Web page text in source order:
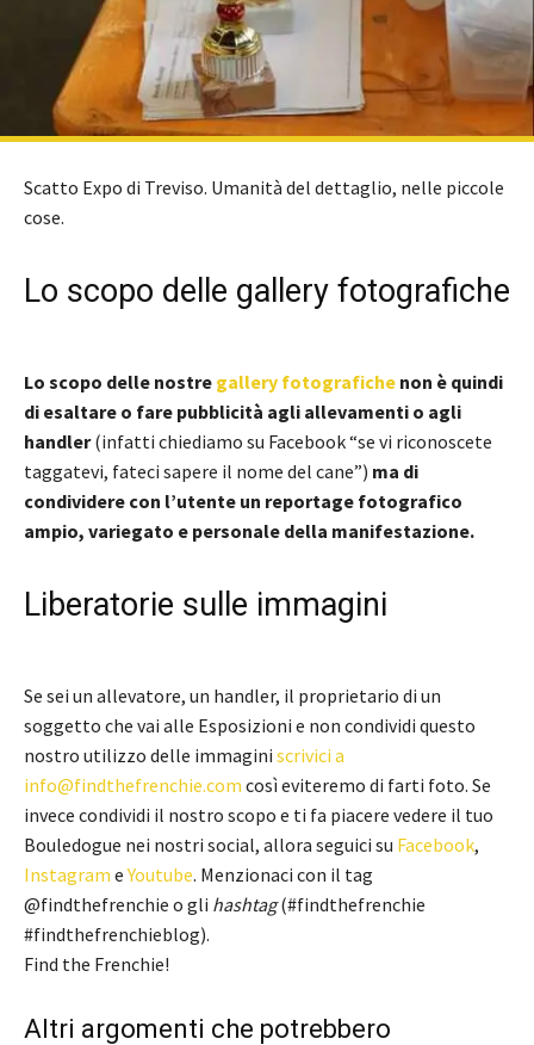
Scatto Expo di Treviso. Umanità del dettaglio, nelle piccole
cose.
Lo scopo delle gallery fotografiche
Lo scopo delle nostre gallery fotografiche non è quindi
di esaltare o fare pubblicità agli allevamenti o agli
handler(infatti chiediamo su Facebook “se vi riconoscete
taggatevi, fateci sapere il nome del cane”) ma di
condividere con l’utente un reportage fotografico
ampio, variegato e personale della manifestazione.
Liberatorie sulle immagini
Se sei un allevatore, un handler, il proprietario di un
soggetto che vai alle Esposizioni e non condividi questo
nostro utilizzo delle immagini scrivici a
info@findthefrenchie.com così eviteremo di farti foto. Se
invece condividi il nostro scopo e ti fa piacere vedere il tuo
Bouledogue nei nostri social, allora seguici su Facebook,
Instagram eYoutube. Menzionaci con il tag
@findthefrenchie o gli hashtag(#findthefrenchie
#findthefrenchieblog).
Find the Frenchie!
Altri argomenti che potrebbero